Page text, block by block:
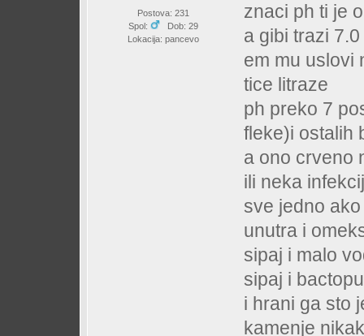
Postova: 231
Spol:
Dob: 29
Lokacija: pancevo
znaci ph ti je
a gibi trazi 7.0
em mu uslovi
tice litraze
ph preko 7
fleke)i ostalih
a ono crveno
ili neka
sve jedno
unutra i
sipaj i malo
sipaj i
i hrani ga sto
kamenje